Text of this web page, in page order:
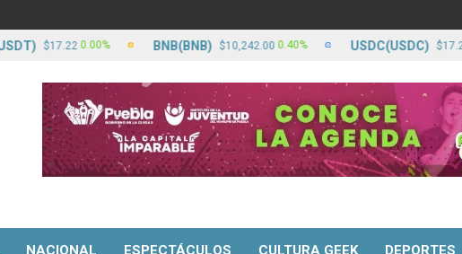
$17.22 0.00% BNB(BNB) $10,242.00 0.40% USDC(USDC) $17.23 0.00%